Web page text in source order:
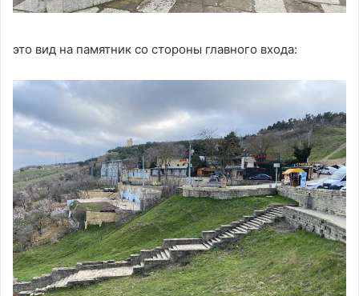
это вид на памятник со стороны главного входа: